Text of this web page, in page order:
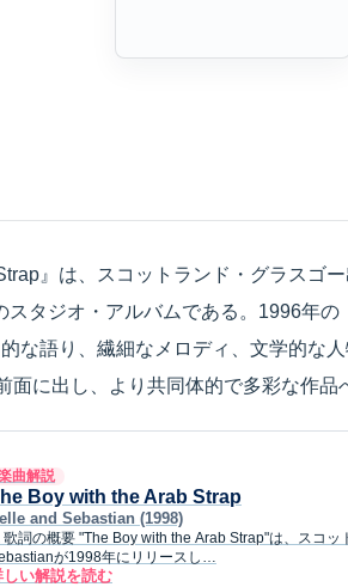
』は、スコットランド・グラスゴ
タジオ・アルバムである。1996年の
な語り、繊細なメロディ、文学的な
面に出し、より共同体的で多彩な作品
曲解説
Boy with the Arab Strap
and Sebastian (1998)
歌詞の概要 "The Boy with the Arab Strap"は、スコ
が1998年にリリースし…
しい解説を読む